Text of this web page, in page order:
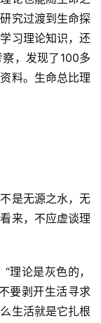
究过渡到生命探
习理论知识，还
，发现了100多
料。生命总比理
是无源之水，无
来，不应虚谈理
理论是灰色的，
要剥开生活寻求
生活就是它扎根